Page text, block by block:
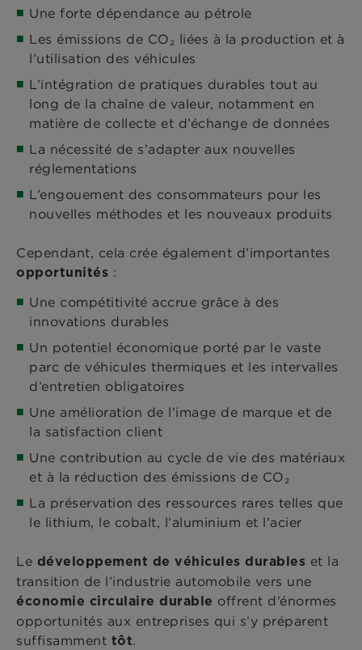
Une forte dépendance au pétrole
Les émissions de CO₂ liées à la production et à
l’utilisation des véhicules
L’intégration de pratiques durables tout au
long de la chaîne de valeur, notamment en
matière de collecte et d’échange de données
La nécessité de s’adapter aux nouvelles
réglementations
L’engouement des consommateurs pour les
nouvelles méthodes et les nouveaux produits
Cependant, cela crée également d’importantes
opportunités :
Une compétitivité accrue grâce à des
innovations durables
Un potentiel économique porté par le vaste
parc de véhicules thermiques et les intervalles
d’entretien obligatoires
Une amélioration de l’image de marque et de
la satisfaction client
Une contribution au cycle de vie des matériaux
et à la réduction des émissions de CO₂
La préservation des ressources rares telles que
le lithium, le cobalt, l’aluminium et l’acier
Le développement de véhicules durables et la
transition de l’industrie automobile vers une
économie circulaire durable offrent d’énormes
opportunités aux entreprises qui s’y préparent
suffisamment tôt.